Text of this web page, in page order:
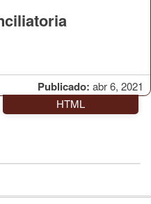
Publicado: abr 6, 2021
HTML